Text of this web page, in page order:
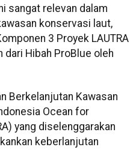
sangat relevan dalam
konservasi laut,
3 Proyek LAUTRA
dari Hibah ProBlue oleh
Berkelanjutan Kawasan
Ocean for
yang diselenggarakan
keberlanjutan